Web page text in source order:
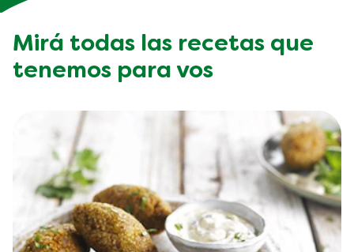
personalizadas, tips y
noticias sobre productos?
Decinos qué te gusta y nosotros nos encargamos del
resto.